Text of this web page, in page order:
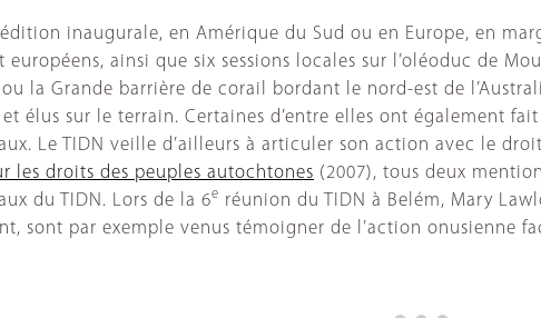
édition inaugurale, en Amérique du Sud ou en Europe, en
européens, ainsi que six sessions locales sur l’oléoduc de
la Grande barrière de corail bordant le nord-est de
élus sur le terrain. Certaines d’entre elles ont également
Le TIDN veille d’ailleurs à articuler son action avec le
les droits des peuples autochtones (2007), tous deux
du TIDN. Lors de la 6e réunion du TIDN à Belém, Mary
sont par exemple venus témoigner de l’action onusienne